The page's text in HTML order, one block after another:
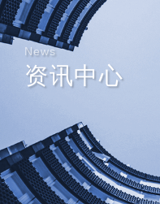
News
资讯中心